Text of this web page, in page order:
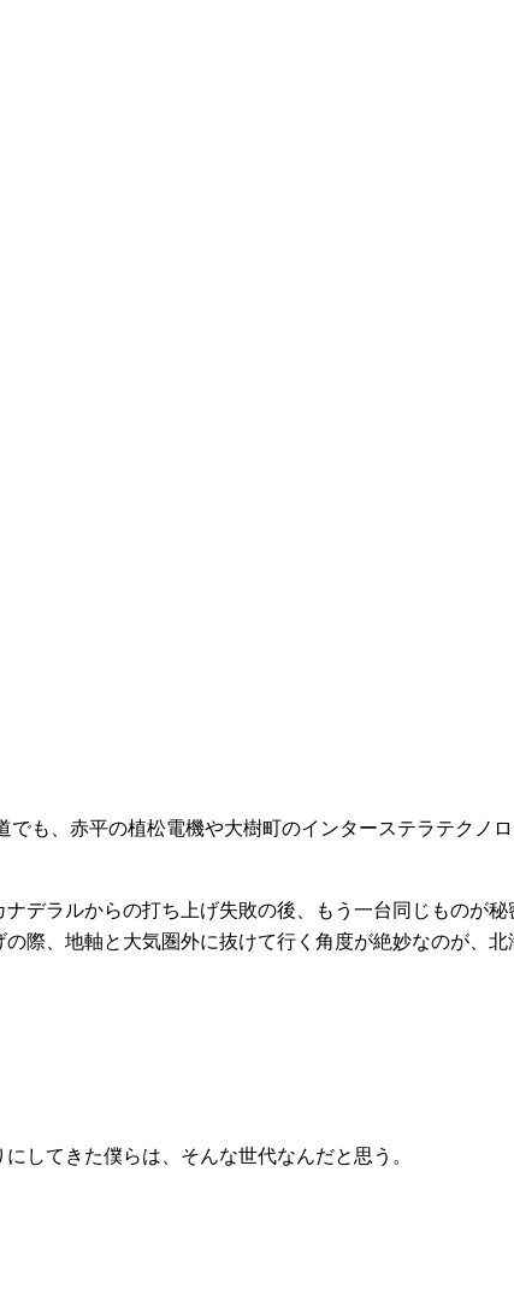
も、赤平の植松電機や大樹町のインターステラテクノ
デラルからの打ち上げ失敗の後、もう一台同じものが
際、地軸と大気圏外に抜けて行く角度が絶妙なのが、北
してきた僕らは、そんな世代なんだと思う。